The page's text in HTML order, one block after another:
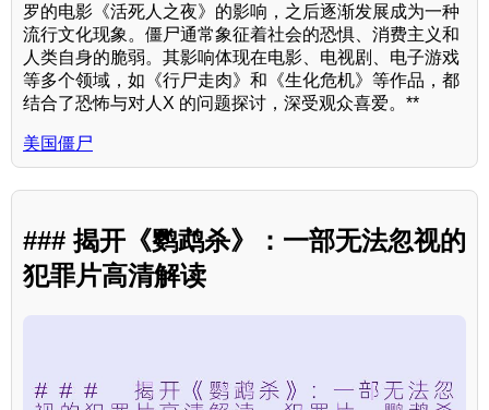
罗的电影《活死人之夜》的影响，之后逐渐发展成为一种
流行文化现象。僵尸通常象征着社会的恐惧、消费主义和
人类自身的脆弱。其影响体现在电影、电视剧、电子游戏
等多个领域，如《行尸走肉》和《生化危机》等作品，都
结合了恐怖与对人X 的问题探讨，深受观众喜爱。**
美国僵尸
### 揭开《鹦鹉杀》：一部无法忽视的
犯罪片高清解读